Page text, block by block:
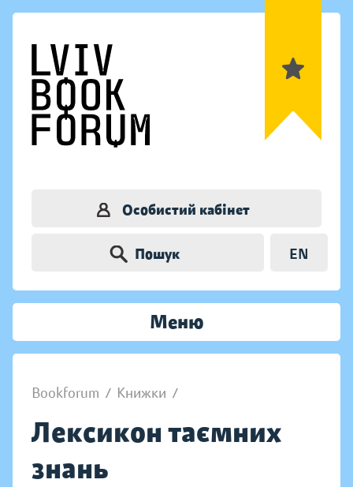
Особистий кабінет
Пошук EN
Меню
Bookforum / Книжки /
Лексикон таємних
знань